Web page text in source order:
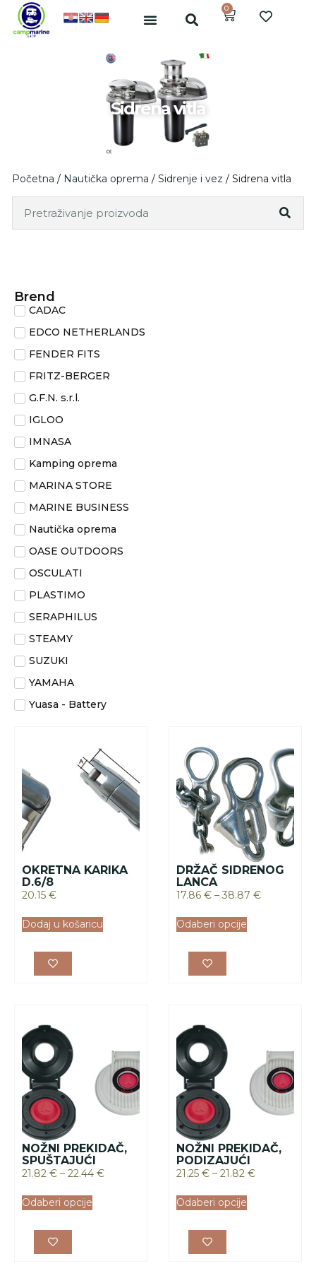
0
Sidrena vitla
Početna / Nautička oprema / Sidrenje i vez / Sidrena vitla
Brend
CADAC
EDCO NETHERLANDS
FENDER FITS
FRITZ-BERGER
G.F.N. s.r.l.
IGLOO
IMNASA
Kamping oprema
MARINA STORE
MARINE BUSINESS
Nautička oprema
OASE OUTDOORS
OSCULATI
PLASTIMO
SERAPHILUS
STEAMY
SUZUKI
YAMAHA
Yuasa - Battery
OKRETNA KARIKA
D.6/8
20.15 €
Dodaj u košaricu
DRŽAČ SIDRENOG
LANCA
17.86 € – 38.87 €
Odaberi opcije
NOŽNI PREKIDAČ,
SPUŠTAJUĆI
21.82 € – 22.44 €
Odaberi opcije
NOŽNI PREKIDAČ,
PODIZAJUĆI
21.25 € – 21.82 €
Odaberi opcije